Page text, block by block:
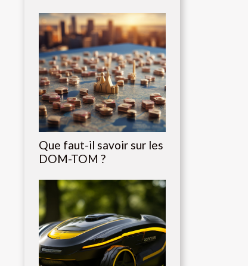
Que faut-il savoir sur les
DOM-TOM ?